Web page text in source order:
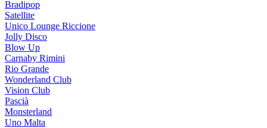
Bradipop
Satellite
Unico Lounge Riccione
Jolly Disco
Blow Up
Carnaby Rimini
Rio Grande
Wonderland Club
Vision Club
Pascià
Monsterland
Uno Malta